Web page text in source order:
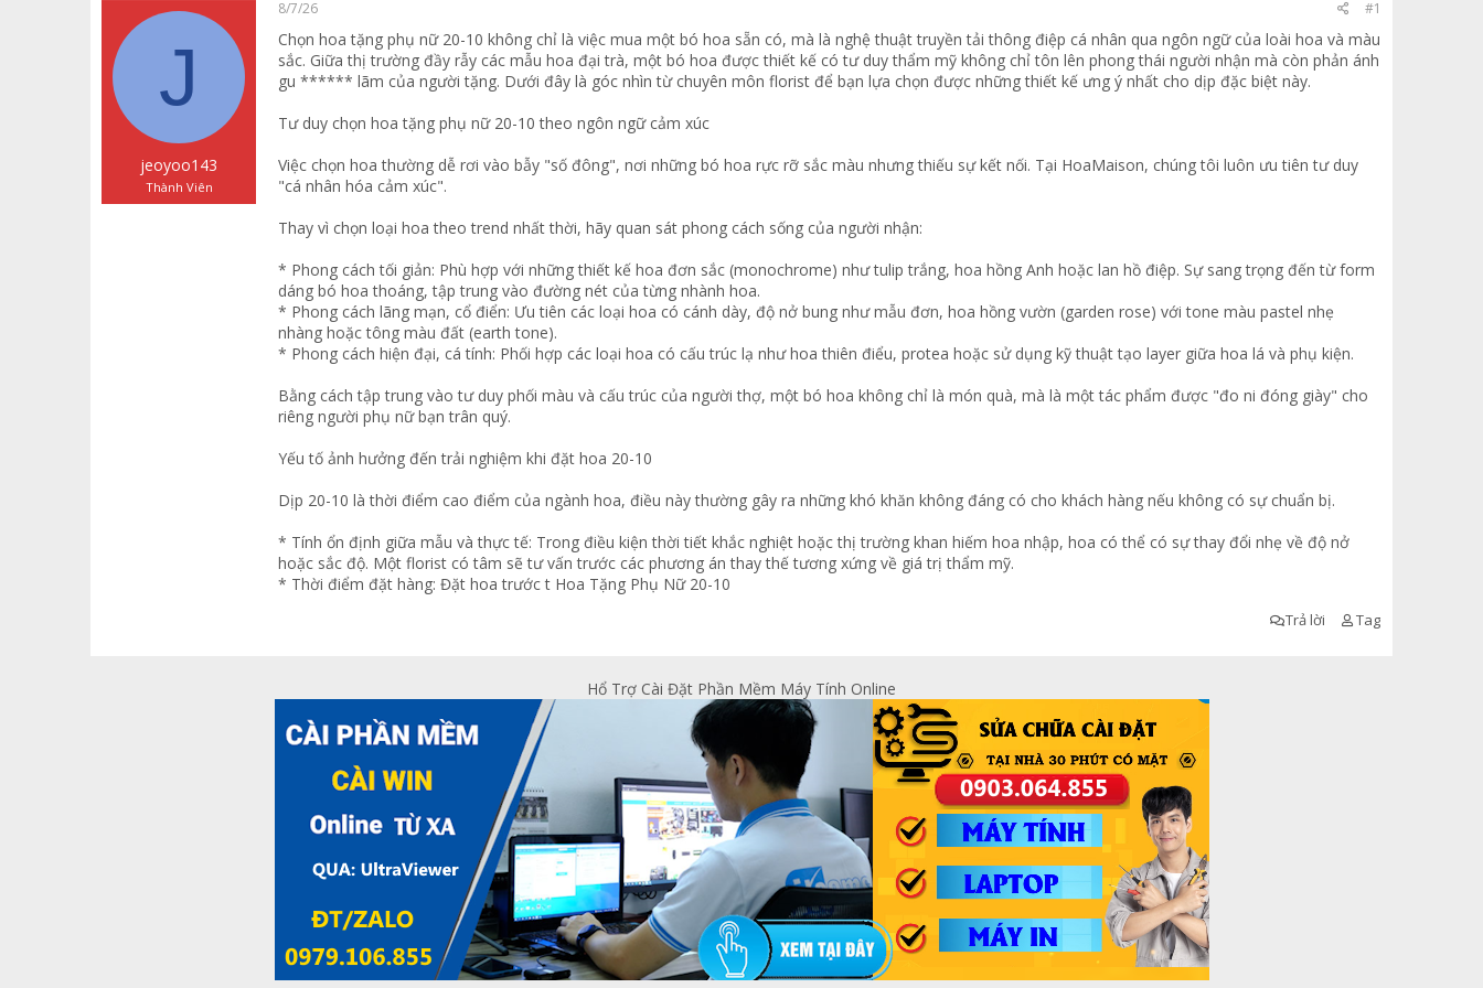
a
d
r
g
i
J
jeoyoo143
Thành Viên
8/7/26 #1
Chọn hoa tặng phụ nữ 20-10 không chỉ là việc mua một bó hoa sẵn có, mà là nghệ thuật truyền tải thông điệp cá nhân qua ngôn ngữ của loài hoa và màu
sắc. Giữa thị trường đầy rẫy các mẫu hoa đại trà, một bó hoa được thiết kế có tư duy thẩm mỹ không chỉ tôn lên phong thái người nhận mà còn phản ánh
gu ****** lãm của người tặng. Dưới đây là góc nhìn từ chuyên môn florist để bạn lựa chọn được những thiết kế ưng ý nhất cho dịp đặc biệt này.
Tư duy chọn hoa tặng phụ nữ 20-10 theo ngôn ngữ cảm xúc
Việc chọn hoa thường dễ rơi vào bẫy "số đông", nơi những bó hoa rực rỡ sắc màu nhưng thiếu sự kết nối. Tại HoaMaison, chúng tôi luôn ưu tiên tư duy
"cá nhân hóa cảm xúc".
Thay vì chọn loại hoa theo trend nhất thời, hãy quan sát phong cách sống của người nhận:
* Phong cách tối giản: Phù hợp với những thiết kế hoa đơn sắc (monochrome) như tulip trắng, hoa hồng Anh hoặc lan hồ điệp. Sự sang trọng đến từ form
dáng bó hoa thoáng, tập trung vào đường nét của từng nhành hoa.
* Phong cách lãng mạn, cổ điển: Ưu tiên các loại hoa có cánh dày, độ nở bung như mẫu đơn, hoa hồng vườn (garden rose) với tone màu pastel nhẹ
nhàng hoặc tông màu đất (earth tone).
* Phong cách hiện đại, cá tính: Phối hợp các loại hoa có cấu trúc lạ như hoa thiên điểu, protea hoặc sử dụng kỹ thuật tạo layer giữa hoa lá và phụ kiện.
Bằng cách tập trung vào tư duy phối màu và cấu trúc của người thợ, một bó hoa không chỉ là món quà, mà là một tác phẩm được "đo ni đóng giày" cho
riêng người phụ nữ bạn trân quý.
Yếu tố ảnh hưởng đến trải nghiệm khi đặt hoa 20-10
Dịp 20-10 là thời điểm cao điểm của ngành hoa, điều này thường gây ra những khó khăn không đáng có cho khách hàng nếu không có sự chuẩn bị.
* Tính ổn định giữa mẫu và thực tế: Trong điều kiện thời tiết khắc nghiệt hoặc thị trường khan hiếm hoa nhập, hoa có thể có sự thay đổi nhẹ về độ nở
hoặc sắc độ. Một florist có tâm sẽ tư vấn trước các phương án thay thế tương xứng về giá trị thẩm mỹ.
* Thời điểm đặt hàng: Đặt hoa trước t Hoa Tặng Phụ Nữ 20-10
Trả lời Tag
Hổ Trợ Cài Đặt Phần Mềm Máy Tính Online